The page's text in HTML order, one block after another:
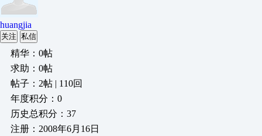
huangjia
关注 私信
精华：0帖
求助：0帖
帖子：2帖 | 110回
年度积分：0
历史总积分：37
注册：2008年6月16日